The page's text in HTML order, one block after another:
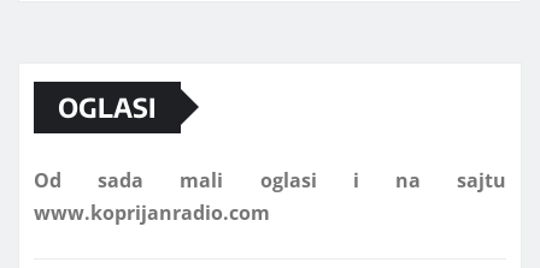
OGLASI
Od sada mali oglasi i na sajtu